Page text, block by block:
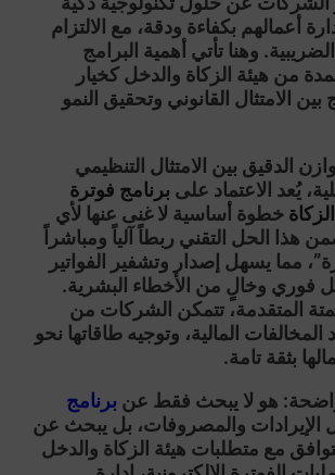
أعمالهم بكفاءة ودقة، مع الالتزام
الضريبية. وهنا تأتي أهمية البرامج
من هيئة الزكاة والدخل كخيار
الامتثال القانوني وتحقيق النمو
الدقيق بين الامتثال التنظيمي
يُعد الاعتماد على برنامج فوترة
خطوة أساسية لا غنى عنها لأي
هذا الحل التقني ربطاً آلياً ومباشراً
مما يسهل إصدار وتشفير الفواتير
فوري وخالٍ من الأخطاء البشرية.
المتقدمة، تتمكن الشركات من
المالية، وتوجيه طاقاتها نحو
بثقة تامة.
واضحة: هو لا يبحث فقط عن برنامج
الإيرادات والمصروفات، بل يبحث عن
مع متطلبات هيئة الزكاة والدخل